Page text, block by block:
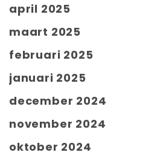
april 2025
maart 2025
februari 2025
januari 2025
december 2024
november 2024
oktober 2024